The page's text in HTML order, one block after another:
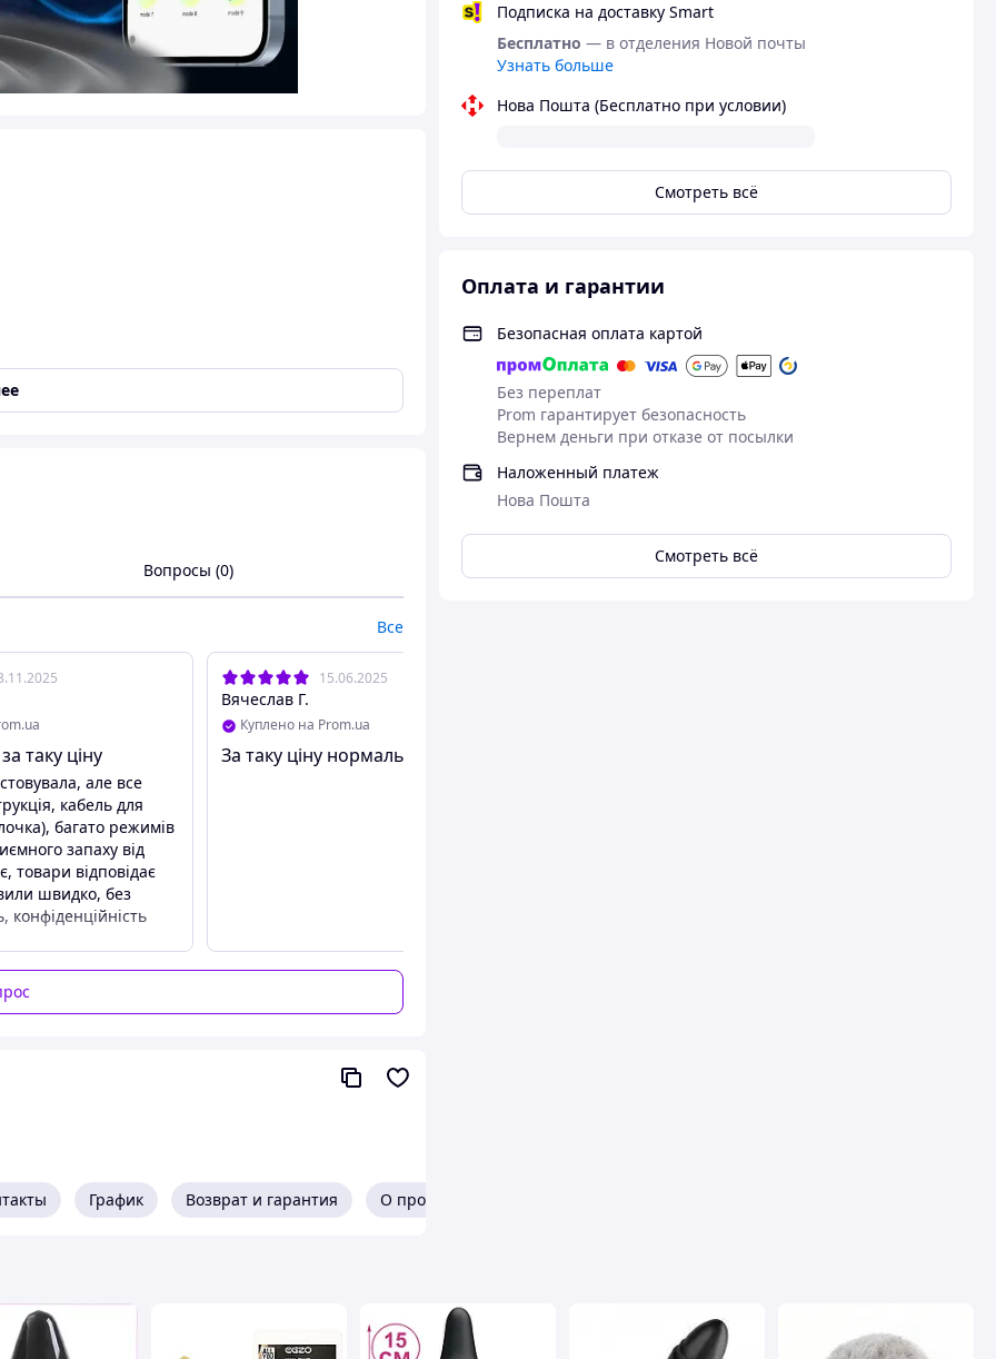
Подписка на доставку Smart
Бесплатно — в отделения Новой почты
Узнать больше
Нова Пошта (Бесплатно при условии)
Смотреть всё
Оплата и гарантии
Безопасная оплата картой
Без переплат
Prom гарантирует безопасность
Вернем деньги при отказе от посылки
Наложенный платеж
Нова Пошта
Смотреть всё
Delux Wonder 4
- это идеальная секс-
и девушкам! Втулка имеет в своей головке
Ну, и самое приятное — она вибрирует на 10-и
и желание воплотить их в реальность.
Вопросы (0)
Все
таку ціну
але все
кабель для
багато режимів
запаху від
товари відповідає
швидко, без
конфіденційність
15.06.2025
Вячеслав Г.
Куплено на Prom.ua
За таку ціну нормально
График Возврат и гарантия О продавце